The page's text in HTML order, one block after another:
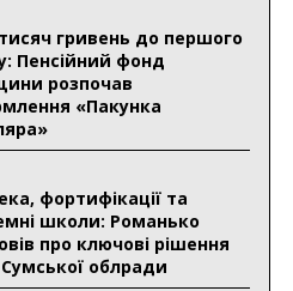
гривень до першого
Пенсійний фонд
розпочав
«Пакунка
фортифікації та
школи: Романько
про ключові рішення
Сумської облради